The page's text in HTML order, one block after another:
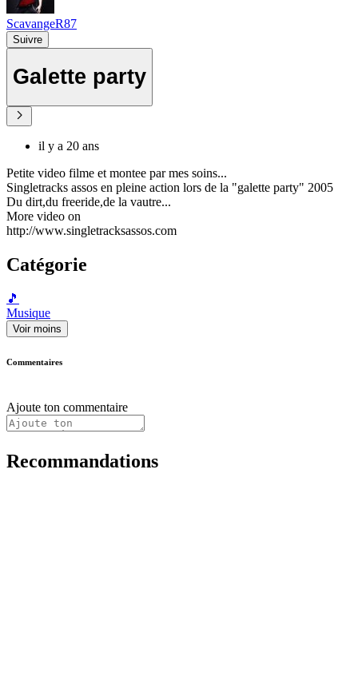
ScavangeR87
Suivre
Galette party
il y a 20 ans
Petite video filme et montee par mes soins...
Singletracks assos en pleine action lors de la "galette party" 2005
Du dirt,du freeride,de la vautre...
More video on
http://www.singletracksassos.com
Catégorie
🎵
Musique
Voir moins
Commentaires
Ajoute ton commentaire
Recommandations